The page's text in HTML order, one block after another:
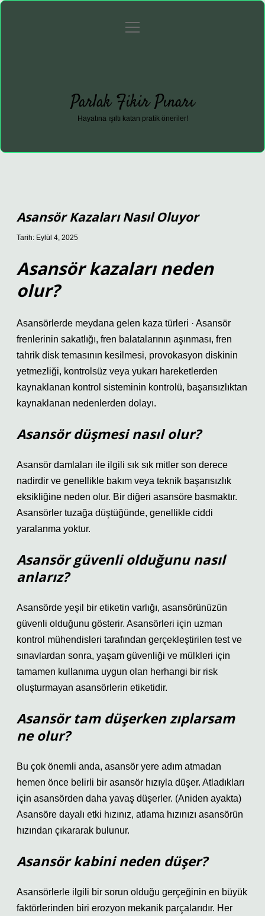
Gizlilik Politikası
menüyü
Parlak Fikir Pınarı
Hayatına ışıltı katan pratik öneriler!
Asansör Kazaları Nasıl Oluyor
Tarih: Eylül 4, 2025
Asansör kazaları neden
olur?
Asansörlerde meydana gelen kaza türleri · Asansör
frenlerinin sakatlığı, fren balatalarının aşınması, fren
tahrik disk temasının kesilmesi, provokasyon diskinin
yetmezliği, kontrolsüz veya yukarı hareketlerden
kaynaklanan kontrol sisteminin kontrolü, başarısızlıktan
kaynaklanan nedenlerden dolayı.
Asansör düşmesi nasıl olur?
Asansör damlaları ile ilgili sık sık mitler son derece
nadirdir ve genellikle bakım veya teknik başarısızlık
eksikliğine neden olur. Bir diğeri asansöre basmaktır.
Asansörler tuzağa düştüğünde, genellikle ciddi
yaralanma yoktur.
Asansör güvenli olduğunu nasıl
anlarız?
Asansörde yeşil bir etiketin varlığı, asansörünüzün
güvenli olduğunu gösterir. Asansörleri için uzman
kontrol mühendisleri tarafından gerçekleştirilen test ve
sınavlardan sonra, yaşam güvenliği ve mülkleri için
tamamen kullanıma uygun olan herhangi bir risk
oluşturmayan asansörlerin etiketidir.
Asansör tam düşerken zıplarsam
ne olur?
Bu çok önemli anda, asansör yere adım atmadan
hemen önce belirli bir asansör hızıyla düşer. Atladıkları
için asansörden daha yavaş düşerler. (Aniden ayakta)
Asansöre dayalı etki hızınız, atlama hızınızı asansörün
hızından çıkararak bulunur.
Asansör kabini neden düşer?
Asansörlerle ilgili bir sorun olduğu gerçeğinin en büyük
faktörlerinden biri erozyon mekanik parçalarıdır. Her